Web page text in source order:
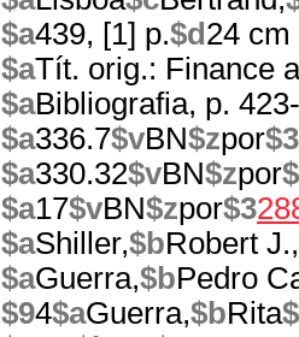
$a439, [1] p.$d 24 cm
$aTít. orig.: Finance
$aBibliografia, p.
$a336.7$vBN$zpor$3
$a330.32$vBN$zpor
$a17$vBN$zpor$3
$aShiller,$bRobert J.,
$aGuerra,$bPedro
$94$aGuerra,$bRita